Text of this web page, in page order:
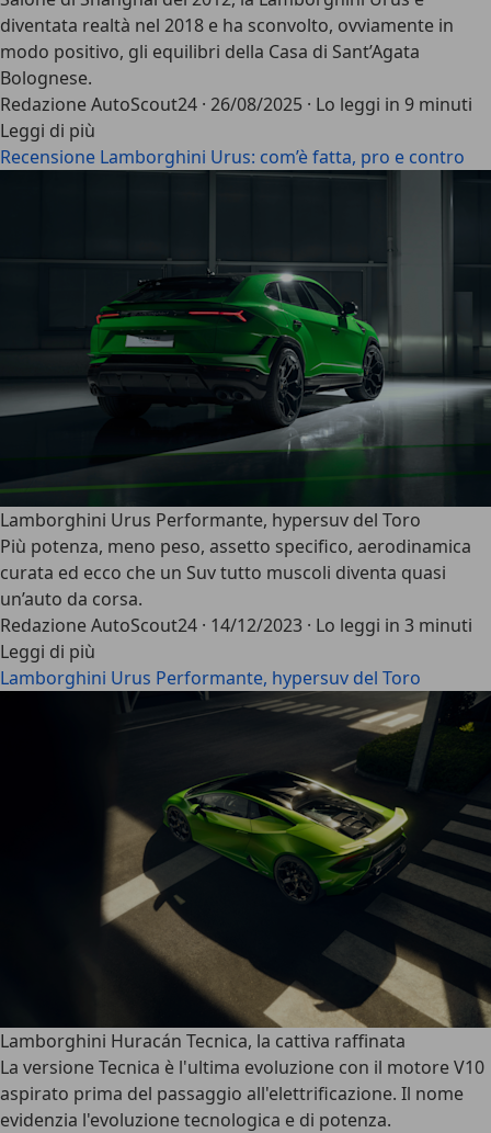
diventata realtà nel 2018 e ha sconvolto, ovviamente in
modo positivo, gli equilibri della Casa di Sant’Agata
Bolognese.
Redazione AutoScout24 · 26/08/2025 · Lo leggi in 9 minuti
Leggi di più
Recensione Lamborghini Urus: com’è fatta, pro e contro
Lamborghini Urus Performante, hypersuv del Toro
Più potenza, meno peso, assetto specifico, aerodinamica
curata ed ecco che un Suv tutto muscoli diventa quasi
un’auto da corsa.
Redazione AutoScout24 · 14/12/2023 · Lo leggi in 3 minuti
Leggi di più
Lamborghini Urus Performante, hypersuv del Toro
Lamborghini Huracán Tecnica, la cattiva raffinata
La versione Tecnica è l'ultima evoluzione con il motore V10
aspirato prima del passaggio all'elettrificazione. Il nome
evidenzia l'evoluzione tecnologica e di potenza.